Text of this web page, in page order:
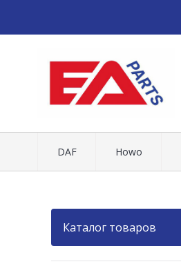
DAF Howo
Каталог товаров